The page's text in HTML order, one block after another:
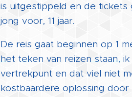
is uitgestippeld en de tickets
jong voor, 11 jaar.
De reis gaat beginnen op 1
het teken van reizen staan,
vertrekpunt en dat viel niet
kostbaardere oplossing door